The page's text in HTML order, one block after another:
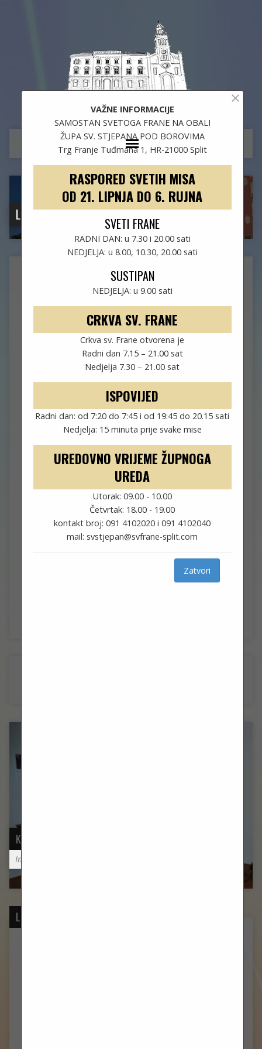
×
VAŽNE INFORMACIJE
SAMOSTAN SVETOGA FRANE NA OBALI
ŽUPA SV. STJEPANA POD BOROVIMA
Trg Franje Tuđmana 1, HR-21000 Split
RASPORED SVETIH MISA
OD 21. LIPNJA DO 6. RUJNA
SVETI FRANE
RADNI DAN: u 7.30 i 20.00 sati
NEDJELJA: u 8.00, 10.30, 20.00 sati
SUSTIPAN
NEDJELJA: u 9.00 sati
CRKVA SV. FRANE
Crkva sv. Frane otvorena je
Radni dan 7.15 – 21.00 sat
Nedjelja 7.30 – 21.00 sat
ISPOVIJED
Radni dan: od 7:20 do 7:45 i od 19:45 do 20.15 sati
Nedjelja: 15 minuta prije svake mise
UREDOVNO VRIJEME ŽUPNOGA
UREDA
Utorak: 09.00 - 10.00
Četvrtak: 18.00 - 19.00
kontakt broj: 091 4102020 i 091 4102040
mail: svstjepan@svfrane-split.com
Zatvori
Župa sv. Stjepana i samostan sv. Frane
LOKACIJA
SUSTIPAN
KONTAKTIRAJTE NAS
Imate pitanja?
LOKACIJE